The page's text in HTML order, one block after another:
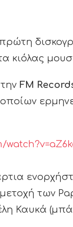
κιόλας
FM
οποίων
των
Καυκά